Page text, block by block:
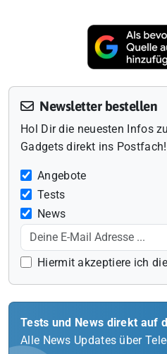
Newsletter bestellen
Hol Dir die neuesten Infos
Gadgets direkt ins Postfach!
Angebote
Tests
News
Hiermit akzeptiere ich die
Tests und News direkt auf
Alle News Updates über